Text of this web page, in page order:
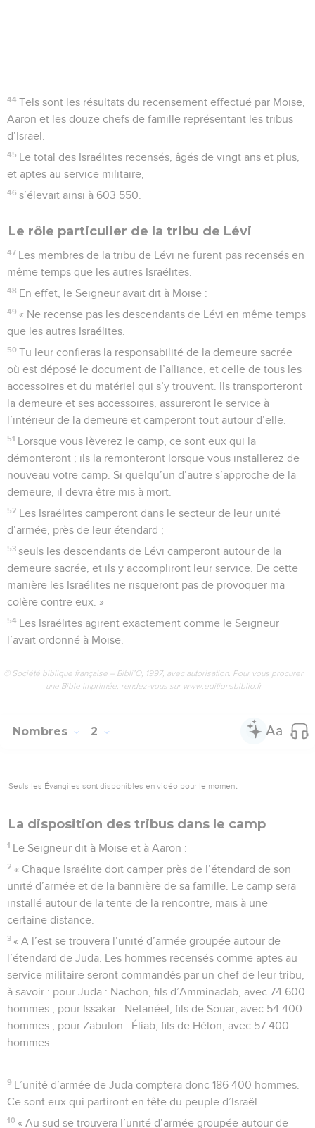
44 Tels sont les résultats du recensement effectué par Moïse,
Aaron et les douze chefs de famille représentant les tribus
d’Israël.
45 Le total des Israélites recensés, âgés de vingt ans et plus,
et aptes au service militaire,
46 s’élevait ainsi à 603 550.
Le rôle particulier de la tribu de Lévi
47 Les membres de la tribu de Lévi ne furent pas recensés en
même temps que les autres Israélites.
48 En effet, le Seigneur avait dit à Moïse :
49 « Ne recense pas les descendants de Lévi en même temps
que les autres Israélites.
50 Tu leur confieras la responsabilité de la demeure sacrée
où est déposé le document de l’alliance, et celle de tous les
accessoires et du matériel qui s’y trouvent. Ils transporteront
la demeure et ses accessoires, assureront le service à
l’intérieur de la demeure et camperont tout autour d’elle.
51 Lorsque vous lèverez le camp, ce sont eux qui la
démonteront ; ils la remonteront lorsque vous installerez de
nouveau votre camp. Si quelqu’un d’autre s’approche de la
demeure, il devra être mis à mort.
52 Les Israélites camperont dans le secteur de leur unité
d’armée, près de leur étendard ;
53 seuls les descendants de Lévi camperont autour de la
demeure sacrée, et ils y accompliront leur service. De cette
manière les Israélites ne risqueront pas de provoquer ma
colère contre eux. »
54 Les Israélites agirent exactement comme le Seigneur
l’avait ordonné à Moïse.
© Société biblique française – Bibli’O, 1997, avec autorisation. Pour vous procurer
une Bible imprimée, rendez-vous sur www.editionsbiblio.fr
Nombres 2
Seuls les Évangiles sont disponibles en vidéo pour le moment.
La disposition des tribus dans le camp
1 Le Seigneur dit à Moïse et à Aaron :
2 « Chaque Israélite doit camper près de l’étendard de son
unité d’armée et de la bannière de sa famille. Le camp sera
installé autour de la tente de la rencontre, mais à une
certaine distance.
3 « A l’est se trouvera l’unité d’armée groupée autour de
l’étendard de Juda. Les hommes recensés comme aptes au
service militaire seront commandés par un chef de leur tribu,
à savoir : pour Juda : Nachon, fils d’Amminadab, avec 74 600
hommes ; pour Issakar : Netanéel, fils de Souar, avec 54 400
hommes ; pour Zabulon : Éliab, fils de Hélon, avec 57 400
hommes.
9 L’unité d’armée de Juda comptera donc 186 400 hommes.
Ce sont eux qui partiront en tête du peuple d’Israël.
10 « Au sud se trouvera l’unité d’armée groupée autour de